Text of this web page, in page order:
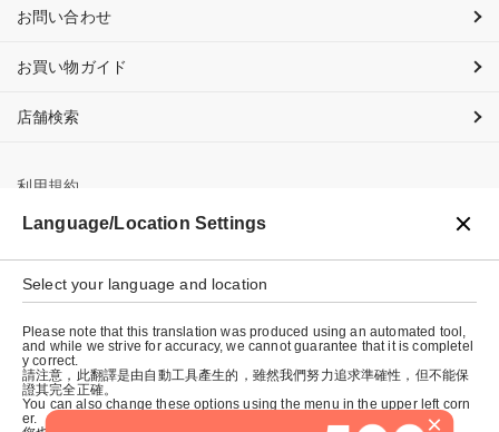
お問い合わせ
お買い物ガイド
店舗検索
利用規約
プライバシーポリシー
特定商取引法に基づく表示
会社概要
×
Language/Location Settings
Select your language and location
Please note that this translation was produced using an automated tool,
and while we strive for accuracy, we cannot guarantee that it is completel
y correct.
請注意，此翻譯是由自動工具產生的，雖然我們努力追求準確性，但不能保
證其完全正確。
You can also change these options using the menu in the upper left corn
er.